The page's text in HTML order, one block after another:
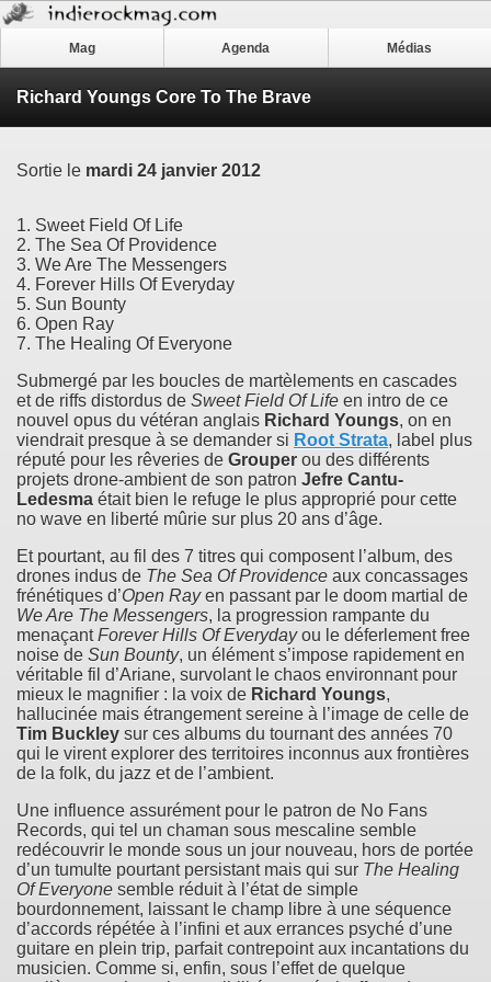
Mag Agenda Médias
Richard Youngs Core To The Brave
Sortie le mardi 24 janvier 2012
1. Sweet Field Of Life
2. The Sea Of Providence
3. We Are The Messengers
4. Forever Hills Of Everyday
5. Sun Bounty
6. Open Ray
7. The Healing Of Everyone
Submergé par les boucles de martèlements en cascades
et de riffs distordus de Sweet Field Of Life en intro de ce
nouvel opus du vétéran anglais Richard Youngs, on en
viendrait presque à se demander si Root Strata, label plus
réputé pour les rêveries de Grouper ou des différents
projets drone-ambient de son patron Jefre Cantu-
Ledesma était bien le refuge le plus approprié pour cette
no wave en liberté mûrie sur plus 20 ans d’âge.
Et pourtant, au fil des 7 titres qui composent l’album, des
drones indus de The Sea Of Providence aux concassages
frénétiques d’Open Rayen passant par le doom martial de
We Are The Messengers, la progression rampante du
menaçantForever Hills Of Everydayou le déferlement free
noise de Sun Bounty, un élément s’impose rapidement en
véritable fil d’Ariane, survolant le chaos environnant pour
mieux le magnifier : la voix de Richard Youngs,
hallucinée mais étrangement sereine à l’image de celle de
Tim Buckley sur ces albums du tournant des années 70
qui le virent explorer des territoires inconnus aux frontières
de la folk, du jazz et de l’ambient.
Une influence assurément pour le patron de No Fans
Records, qui tel un chaman sous mescaline semble
redécouvrir le monde sous un jour nouveau, hors de portée
d’un tumulte pourtant persistant mais qui sur The Healing
Of Everyone semble réduit à l’état de simple
bourdonnement, laissant le champ libre à une séquence
d’accords répétée à l’infini et aux errances psyché d’une
guitare en plein trip, parfait contrepoint aux incantations du
musicien. Comme si, enfin, sous l’effet de quelque